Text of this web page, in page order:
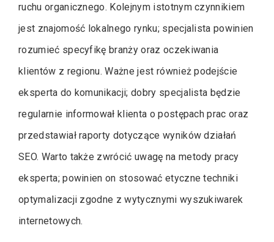
ruchu organicznego. Kolejnym istotnym czynnikiem
jest znajomość lokalnego rynku; specjalista powinien
rozumieć specyfikę branży oraz oczekiwania
klientów z regionu. Ważne jest również podejście
eksperta do komunikacji; dobry specjalista będzie
regularnie informował klienta o postępach prac oraz
przedstawiał raporty dotyczące wyników działań
SEO. Warto także zwrócić uwagę na metody pracy
eksperta; powinien on stosować etyczne techniki
optymalizacji zgodne z wytycznymi wyszukiwarek
internetowych.